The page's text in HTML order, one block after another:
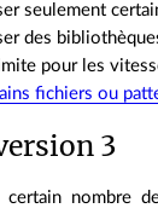
seulement
des
pour les
fichiers ou
3
nombre